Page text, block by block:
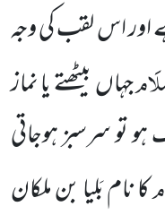
اس لقب کی وجہ
جہاںبیٹھتے یا نماز
تو سرسبز ہوجاتی
کا نام بَلیا بن ملکان